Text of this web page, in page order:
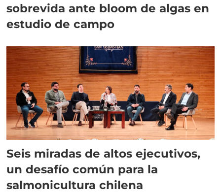
sobrevida ante bloom de algas en
estudio de campo
Seis miradas de altos ejecutivos,
un desafío común para la
salmonicultura chilena